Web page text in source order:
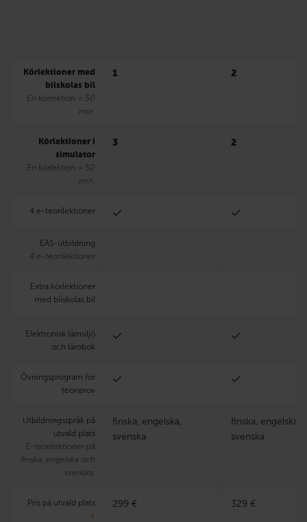
Körlektioner med
bilskolas bil
En körlektion = 50
min.
1 2
Körlektioner i
simulator
En körlektion = 50
min.
3 2
4 e-teorilektioner
EAS-utbildning
4 e-teorilektioner
Extra körlektioner
med bilskolas bil
Elektronisk lärmiljö
och lärobok
Övningsprogram för
teoriprov
Utbildningsspråk på
utvald plats
E-teorilektioner på
finska, engelska och
svenska.
finska, engelska,
svenska
finska, engelska,
svenska
Pris på utvald plats
+
299 € 329 €